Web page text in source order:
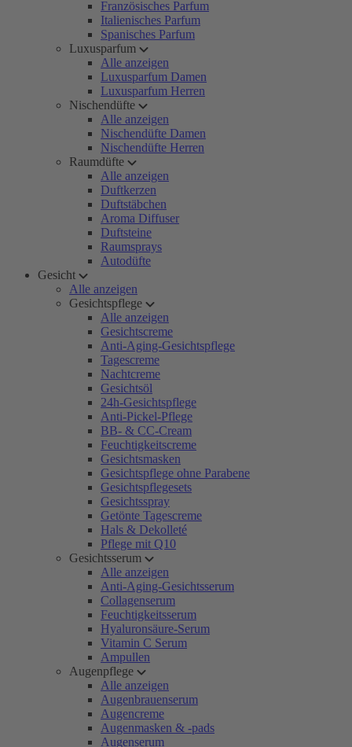
Französisches Parfum
Italienisches Parfum
Spanisches Parfum
Luxusparfum
Alle anzeigen
Luxusparfum Damen
Luxusparfum Herren
Nischendüfte
Alle anzeigen
Nischendüfte Damen
Nischendüfte Herren
Raumdüfte
Alle anzeigen
Duftkerzen
Duftstäbchen
Aroma Diffuser
Duftsteine
Raumsprays
Autodüfte
Gesicht
Alle anzeigen
Gesichtspflege
Alle anzeigen
Gesichtscreme
Anti-Aging-Gesichtspflege
Tagescreme
Nachtcreme
Gesichtsöl
24h-Gesichtspflege
Anti-Pickel-Pflege
BB- & CC-Cream
Feuchtigkeitscreme
Gesichtsmasken
Gesichtspflege ohne Parabene
Gesichtspflegesets
Gesichtsspray
Getönte Tagescreme
Hals & Dekolleté
Pflege mit Q10
Gesichtsserum
Alle anzeigen
Anti-Aging-Gesichtsserum
Collagenserum
Feuchtigkeitsserum
Hyaluronsäure-Serum
Vitamin C Serum
Ampullen
Augenpflege
Alle anzeigen
Augenbrauenserum
Augencreme
Augenmasken & -pads
Augenserum